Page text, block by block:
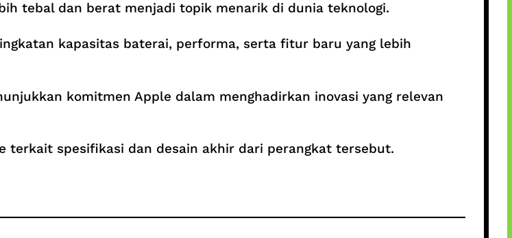
tebal dan berat menjadi topik menarik di dunia teknologi.
kapasitas baterai, performa, serta fitur baru yang lebih
komitmen Apple dalam menghadirkan inovasi yang relevan
terkait spesifikasi dan desain akhir dari perangkat tersebut.